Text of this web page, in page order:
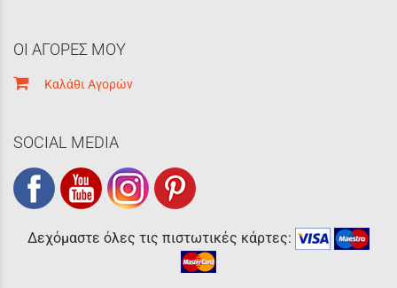
ΟΙ ΑΓΟΡΕΣ ΜΟΥ
Καλάθι Αγορών
SOCIAL MEDIA
Δεχόμαστε όλες τις πιστωτικές κάρτες: